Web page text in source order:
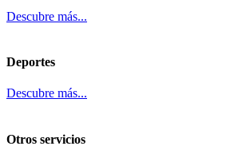
Descubre más...
Deportes
Descubre más...
Otros servicios